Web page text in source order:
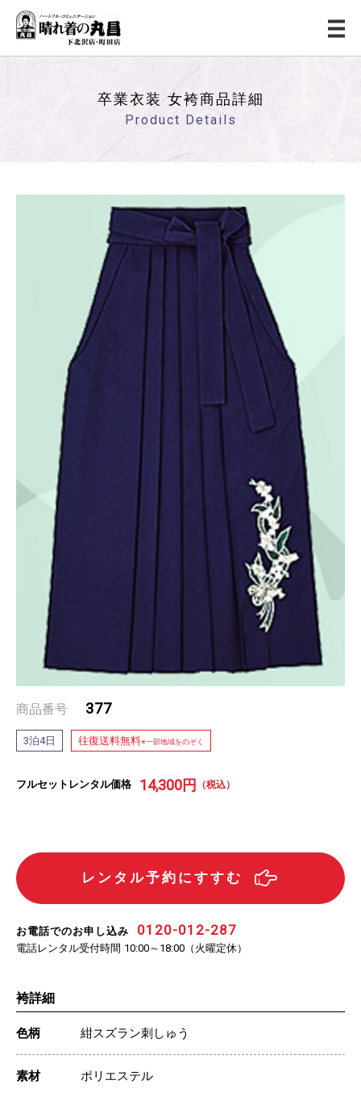
卒業衣装 女袴商品詳細
Product Details
商品番号 377
3泊4日 往復送料無料※一部地域をのぞく
フルセットレンタル価格 14,300円 （税込）
レンタル予約にすすむ
お電話でのお申し込み 0120-012-287
電話レンタル受付時間 10:00～18:00 （火曜定休）
袴詳細
色柄 紺スズラン刺しゅう
素材 ポリエステル